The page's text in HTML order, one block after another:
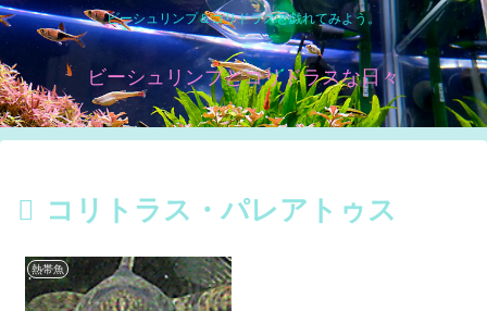
ビーシュリンプ＆コリドラスと戯れてみよう。
ビーシュリンプとコリドラスな日々
コリトラス・パレアトゥス
熱帯魚